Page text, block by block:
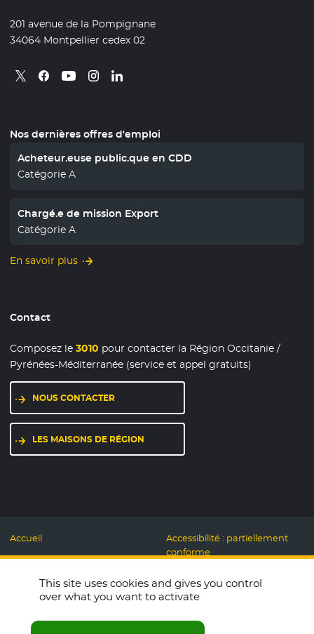
201 avenue de la Pompignane
34064 Montpellier cedex 02
Retrouvez nous sur X
- Nouvelle fenêtre
Retrouvez nous sur Facebook
- Nouvelle fenêtre
Retrouvez nous sur Youtube
- Nouvelle fenêtre
Retrouvez nous sur Instagram
- Nouvelle fenêtre
Retrouvez nous sur Linkedin
- Nouvelle fenêtre
Nos dernières offres d'emploi
Acheteur.euse public.que en CDD
Catégorie A
Chargé.e de mission Export
Catégorie A
En savoir plus
Contact
Composez le3010 pour contacter la Région Occitanie /
Pyrénées-Méditerranée (service et appel gratuits)
NOUS CONTACTER
LES MAISONS DE RÉGION
Accueil
Mentions légales
Données personnelles et
Cookies
Espace presse
Accessibilité : partiellement
conforme
Responsable
This site uses cookies and gives you control
over what you want to activate